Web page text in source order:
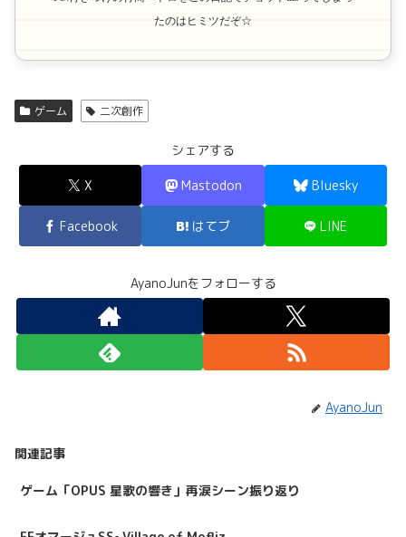
たのはヒミツだぞ☆
ゲーム 二次創作
シェアする
X Mastodon Bluesky
Facebook はてブ LINE
AyanoJunをフォローする
AyanoJun
関連記事
ゲーム「OPUS 星歌の響き」再涙シーン振り返り